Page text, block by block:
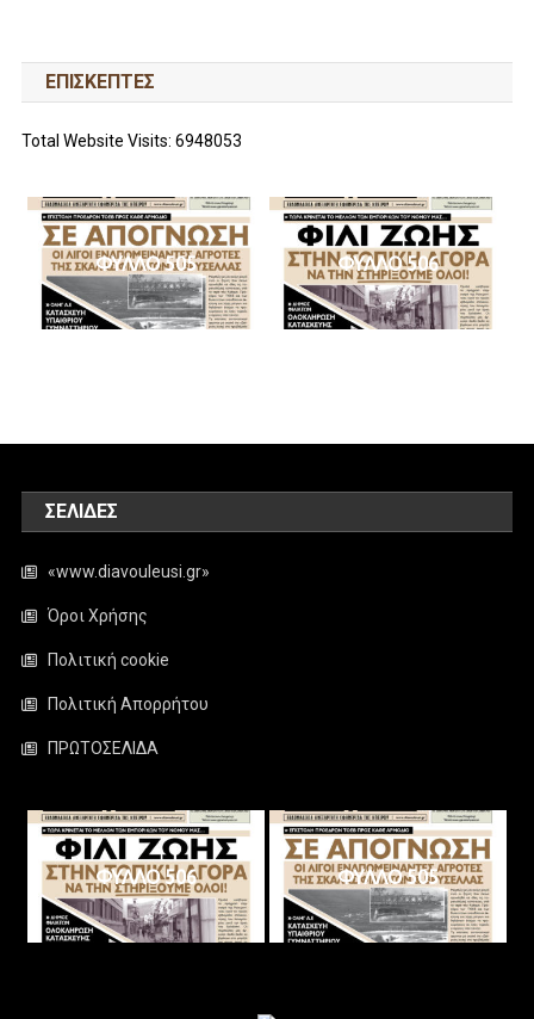
ΕΠΙΣΚΕΠΤΕΣ
Total Website Visits: 6948053
ΦΥΛΛΟ 505 ΦΥΛΛΟ 506
ΣΕΛΊΔΕΣ
«www.diavouleusi.gr»
Όροι Χρήσης
Πολιτική cookie
Πολιτική Απορρήτου
ΠΡΩΤΟΣΕΛΙΔΑ
ΦΥΛΛΟ 506 ΦΥΛΛΟ 505